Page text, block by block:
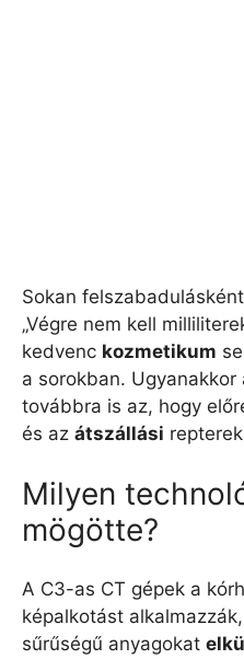
Sokan
„Végre nem kell
kedvenc kozmetikum
a sorokban.
továbbra is az, hogy
és az átszállási
Milyen
mögötte?
A C3-as CT gépek a
képalkotást
sűrűségű anyagokat